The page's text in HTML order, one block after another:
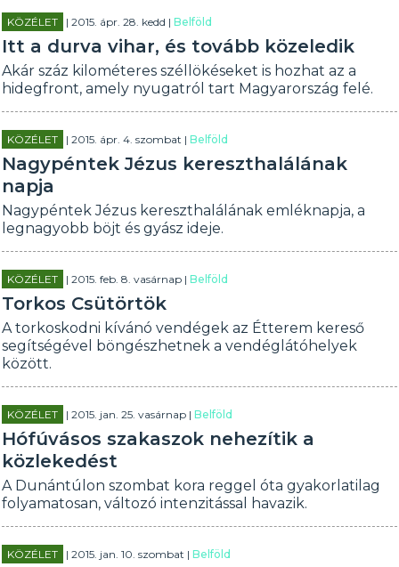
KÖZÉLET | 2015. ápr. 28. kedd |Belföld
Itt a durva vihar, és tovább közeledik
Akár száz kilométeres széllökéseket is hozhat az a
hidegfront, amely nyugatról tart Magyarország felé.
KÖZÉLET | 2015. ápr. 4. szombat |Belföld
Nagypéntek Jézus kereszthalálának
napja
Nagypéntek Jézus kereszthalálának emléknapja, a
legnagyobb böjt és gyász ideje.
KÖZÉLET | 2015. feb. 8. vasárnap |Belföld
Torkos Csütörtök
A torkoskodni kívánó vendégek az Étterem kereső
segítségével böngészhetnek a vendéglátóhelyek
között.
KÖZÉLET | 2015. jan. 25. vasárnap |Belföld
Hófúvásos szakaszok nehezítik a
közlekedést
A Dunántúlon szombat kora reggel óta gyakorlatilag
folyamatosan, változó intenzitással havazik.
KÖZÉLET | 2015. jan. 10. szombat |Belföld